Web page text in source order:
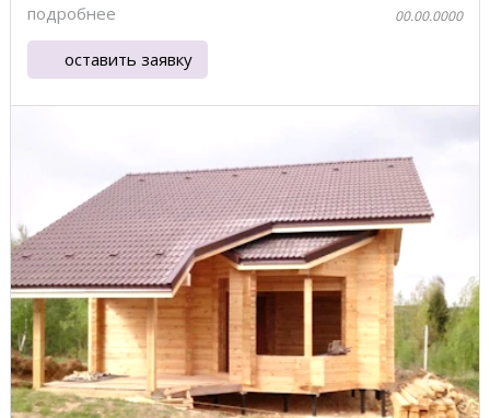
подробнее 00.00.0000
оставить заявку